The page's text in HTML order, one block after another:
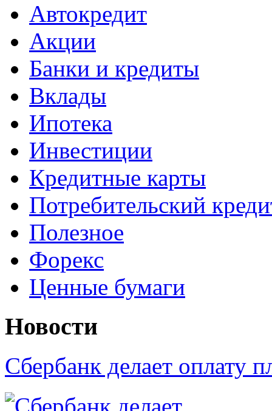
Автокредит
Акции
Банки и кредиты
Вклады
Ипотека
Инвестиции
Кредитные карты
Потребительский
Полезное
Форекс
Ценные бумаги
Новости
Сбербанк делает